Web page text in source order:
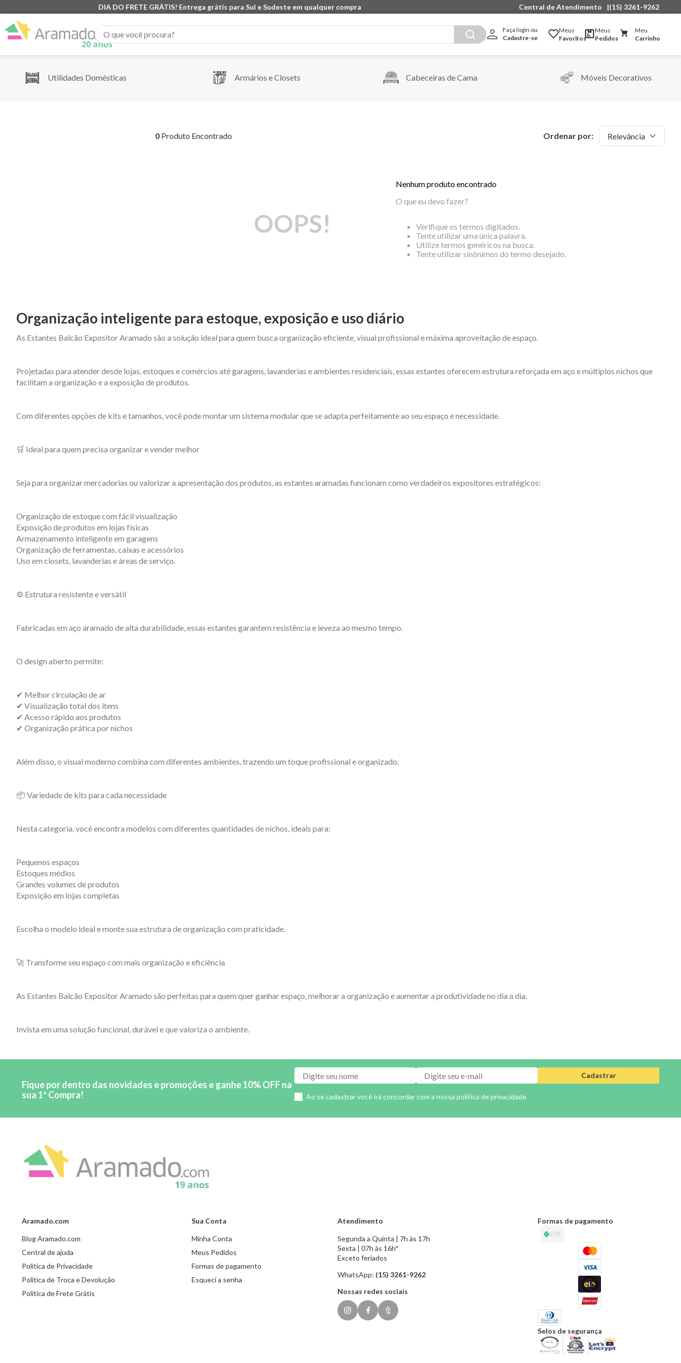
DIA DO FRETE GRÁTIS! Entrega grátis para Sul e Sudeste em qualquer compra Central de Atendimento |(15) 3261-9262
O que você procura?
Faça login ou
Cadastre-se
Meus
Favoritos
Meus
Pedidos
Meu
Carrinho
Utilidades Domésticas Armários e Closets Cabeceiras de Cama Móveis Decorativos
0 Produto Encontrado Ordenar por: Relevância
OOPS!
Nenhum produto encontrado
O que eu devo fazer?
Verifique os termos digitados.
Tente utilizar uma única palavra.
Utilize termos genéricos na busca.
Tente utilizar sinônimos do termo desejado.
Organização inteligente para estoque, exposição e uso diário
As Estantes Balcão Expositor Aramado são a solução ideal para quem busca organização eficiente, visual profissional e máxima aproveitação de espaço.
Projetadas para atender desde lojas, estoques e comércios até garagens, lavanderias e ambientes residenciais, essas estantes oferecem estrutura reforçada em aço e múltiplos nichos que
facilitam a organização e a exposição de produtos.
Com diferentes opções de kits e tamanhos, você pode montar um sistema modular que se adapta perfeitamente ao seu espaço e necessidade.
🛒 Ideal para quem precisa organizar e vender melhor
Seja para organizar mercadorias ou valorizar a apresentação dos produtos, as estantes aramadas funcionam como verdadeiros expositores estratégicos:
Organização de estoque com fácil visualização
Exposição de produtos em lojas físicas
Armazenamento inteligente em garagens
Organização de ferramentas, caixas e acessórios
Uso em closets, lavanderias e áreas de serviço.
⚙️ Estrutura resistente e versátil
Fabricadas em aço aramado de alta durabilidade, essas estantes garantem resistência e leveza ao mesmo tempo.
O design aberto permite:
✔ Melhor circulação de ar
✔ Visualização total dos itens
✔ Acesso rápido aos produtos
✔ Organização prática por nichos
Além disso, o visual moderno combina com diferentes ambientes, trazendo um toque profissional e organizado.
📦 Variedade de kits para cada necessidade
Nesta categoria, você encontra modelos com diferentes quantidades de nichos, ideais para:
Pequenos espaços
Estoques médios
Grandes volumes de produtos
Exposição em lojas completas
Escolha o modelo ideal e monte sua estrutura de organização com praticidade.
🚀 Transforme seu espaço com mais organização e eficiência
As Estantes Balcão Expositor Aramado são perfeitas para quem quer ganhar espaço, melhorar a organização e aumentar a produtividade no dia a dia.
Invista em uma solução funcional, durável e que valoriza o ambiente.
Fique por dentro das novidades e promoções e ganhe 10% OFF na
sua 1ª Compra!
Cadastrar
Ao se cadastrar você irá concordar com a nossapolítica de privacidade
Aramado.com
Blog Aramado.com
Central de ajuda
Política de Privacidade
Política de Troca e Devolução
Política de Frete Grátis
Sua Conta
Minha Conta
Meus Pedidos
Formas de pagamento
Esqueci a senha
Atendimento
Segunda a Quinta | 7h às 17h
Sexta | 07h às 16h*
Exceto feriados
WhatsApp: (15) 3261-9262
Nossas redes sociais
Formas de pagamento
Selos de segurança